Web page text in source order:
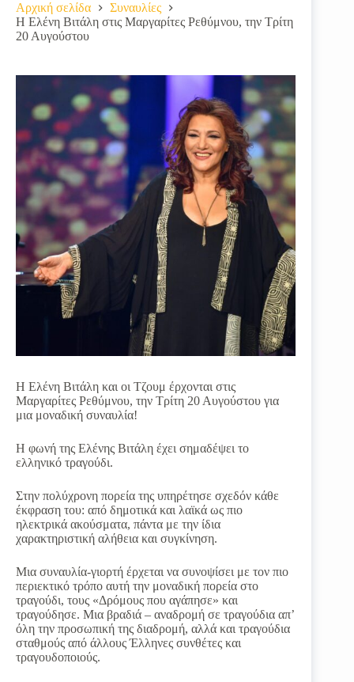
Αρχική σελίδα
Συναυλίες
Η Ελένη Βιτάλη στις Μαργαρίτες Ρεθύμνου, την Τρίτη
20 Αυγούστου
Η Ελένη Βιτάλη και οι Τζουμ έρχονται στις
Μαργαρίτες Ρεθύμνου, την Τρίτη 20 Αυγούστου για
μια μοναδική συναυλία!
Η φωνή της Ελένης Βιτάλη έχει σημαδέψει το
ελληνικό τραγούδι.
Στην πολύχρονη πορεία της υπηρέτησε σχεδόν κάθε
έκφραση του: από δημοτικά και λαϊκά ως πιο
ηλεκτρικά ακούσματα, πάντα με την ίδια
χαρακτηριστική αλήθεια και συγκίνηση.
Μια συναυλία-γιορτή έρχεται να συνοψίσει με τον πιο
περιεκτικό τρόπο αυτή την μοναδική πορεία στο
τραγούδι, τους «Δρόμους που αγάπησε» και
τραγούδησε. Μια βραδιά – αναδρομή σε τραγούδια απ’
όλη την προσωπική της διαδρομή, αλλά και τραγούδια
σταθμούς από άλλους Έλληνες συνθέτες και
τραγουδοποιούς.